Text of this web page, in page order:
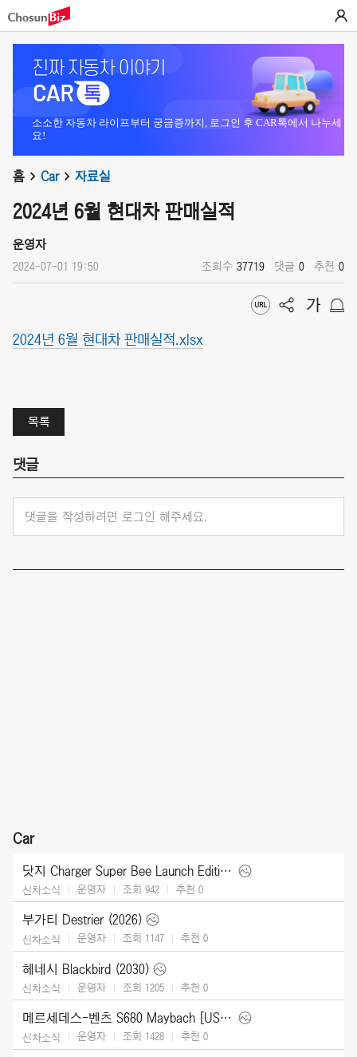
소소한 자동차 라이프부터 궁금증까지, 로그인 후 CAR톡에서 나누세
요!
홈 Car 자료실
2024년 6월 현대차 판매실적
운영자
2024-07-01 19:50 조회수 37719 댓글 0 추천 0
2024년 6월 현대차 판매실적.xlsx
목록
댓글
댓글을 작성하려면 로그인 해주세요.
Car
닷지 Charger Super Bee Launch Edition (2027)
신차소식 운영자 조회 942 추천 0
부가티 Destrier (2026)
신차소식 운영자 조회 1147 추천 0
헤네시 Blackbird (2030)
신차소식 운영자 조회 1205 추천 0
메르세데스-벤츠 S680 Maybach [US] (2027)
신차소식 운영자 조회 1428 추천 0